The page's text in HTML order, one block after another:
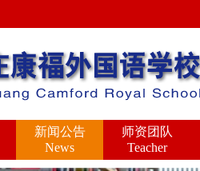
新闻公告
News
师资团队
Teacher